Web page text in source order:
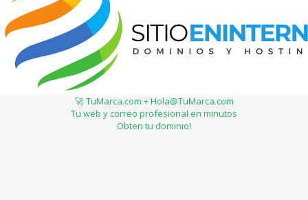
🚀 TuMarca.com + Hola@TuMarca.com
Tu web y correo profesional en minutos
Obten tu dominio!